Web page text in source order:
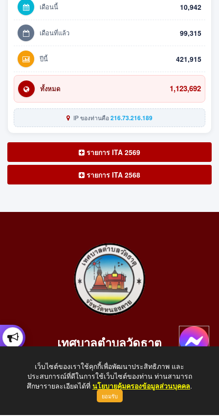
เดือนนี้ 10,942
เดือนที่แล้ว 99,315
ปีนี้ 421,915
ทั้งหมด 1,123,692
IP ของท่านคือ216.73.216.189
รายการ ITA 2569
รายการ ITA 2568
เทศบาลตำบลวัดธาตุ
อ.เมือง จ.หนองคาย 43000
โทรศัพท์: 042-414758 โทรสาร: 042-414759
E-Mail: saraban_05430110@dla.go.th
เว็บไซต์ของเราใช้คุกกี้เพื่อพัฒนาประสิทธิภาพ และ
ประสบการณ์ที่ดีในการใช้เว็บไซต์ของท่าน ท่านสามารถ
ศึกษารายละเอียดได้ที่ นโยบายคุ้มครองข้อมูลส่วนบุคคล.
ยอมรับ